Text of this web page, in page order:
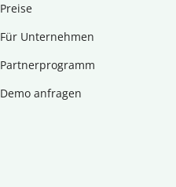
Preise
Für Unternehmen
Partnerprogramm
Demo anfragen